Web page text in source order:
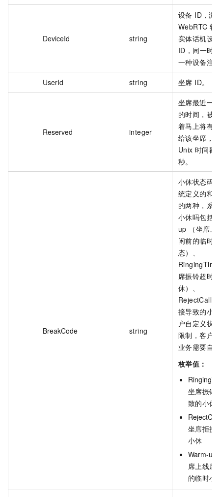
DeviceId string
设备 ID，浏
WebRTC 软
实体话机设
ID，同一时
一种设备注
UserId string 坐席 ID。
Reserved integer
坐席最近一
的时间，被
着马上将有
给该坐席，
Unix 时间戳
秒。
BreakCode string
小休状态码
统定义的和
的两种，系
小休吗包括
up （坐席上
闲前的临时
态）、
席振铃超时
休）、
RejectCall
接导致的小
户自定义状
限制，客户
业务需要自
枚举值：
坐席振铃
致的小休
坐席拒接
小休
Warm-up :
席上线后
的临时小